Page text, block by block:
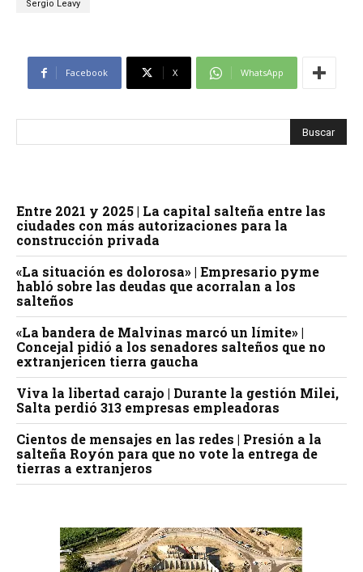
Sergio Leavy
Facebook X WhatsApp
Entre 2021 y 2025 | La capital salteña entre las
ciudades con más autorizaciones para la
construcción privada
«La situación es dolorosa» | Empresario pyme
habló sobre las deudas que acorralan a los
salteños
«La bandera de Malvinas marcó un límite» |
Concejal pidió a los senadores salteños que no
extranjericen tierra gaucha
Viva la libertad carajo | Durante la gestión Milei,
Salta perdió 313 empresas empleadoras
Cientos de mensajes en las redes | Presión a la
salteña Royón para que no vote la entrega de
tierras a extranjeros